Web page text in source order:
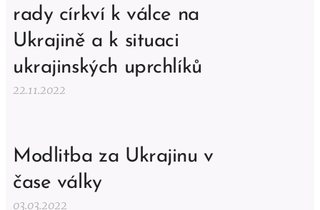
rady církví k válce na
Ukrajině a k situaci
ukrajinských uprchlíků
22.11.2022
Modlitba za Ukrajinu v
čase války
03.03.2022